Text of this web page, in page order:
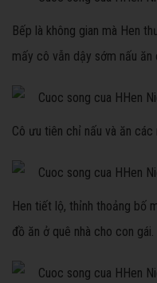
Bếp là không gian mà Hen
mấy cô vẫn dậy sớm nấu ăn
Cô ưu tiên chỉ nấu và ăn
Hen tiết lộ, thỉnh thoảng bố
đồ ăn ở quê nhà cho con gái.